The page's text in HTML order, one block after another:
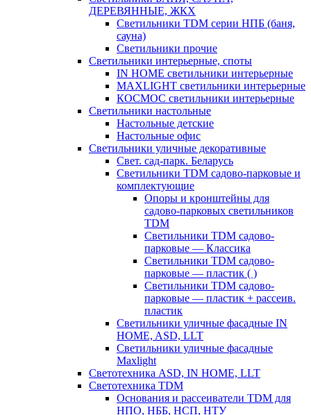
ДЕРЕВЯННЫЕ, ЖКХ
Светильники TDM серии НПБ (баня,
сауна)
Светильники прочие
Светильники интерьерные, споты
IN HOME светильники интерьерные
MAXLIGHT светильники интерьерные
КОСМОС светильники интерьерные
Светильники настольные
Настольные детские
Настольные офис
Светильники уличные декоративные
Свет. сад-парк. Беларусь
Светильники TDM садово-парковые и
комплектующие
Опоры и кронштейны для
садово-парковых светильников
TDM
Светильники TDM садово-
парковые — Классика
Светильники TDM садово-
парковые — пластик ( )
Светильники TDM садово-
парковые — пластик + рассеив.
пластик
Светильники уличные фасадные IN
HOME, ASD, LLT
Светильники уличные фасадные
Maxlight
Светотехника ASD, IN HOME, LLT
Светотехника TDM
Основания и рассеиватели TDM для
НПО, НББ, НСП, НТУ